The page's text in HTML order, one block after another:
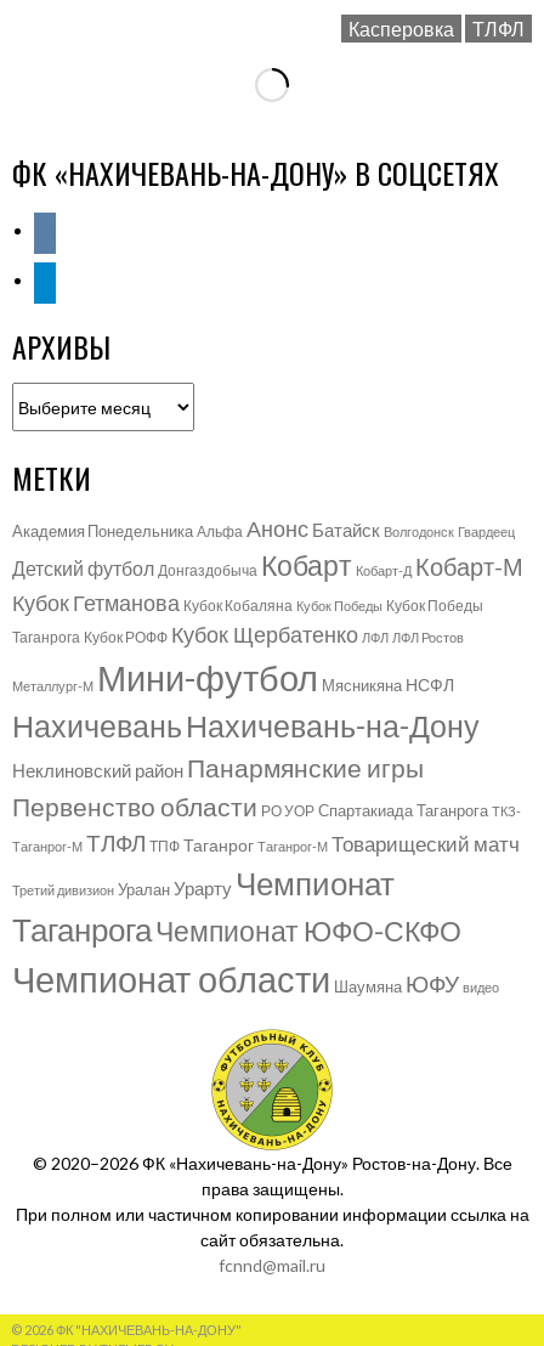
Касперовка ТЛФЛ
ФК «НАХИЧЕВАНЬ-НА-ДОНУ» В СОЦСЕТЯХ
АРХИВЫ
МЕТКИ
Академия Понедельника Альфа Анонс Батайск Волгодонск Гвардеец
Детский футбол Донгаздобыча Кобарт Кобарт-Д Кобарт-М
Кубок Гетманова Кубок Кобаляна Кубок Победы Кубок Победы
Таганрога Кубок РОФФ Кубок Щербатенко ЛФЛ ЛФЛ Ростов
Металлург-М Мини-футбол Мясникяна НСФЛ
Нахичевань Нахичевань-на-Дону
Неклиновский район Панармянские игры
Первенство области РО УОР Спартакиада Таганрога ТКЗ-
Таганрог-М ТЛФЛ ТПФ Таганрог Таганрог-М Товарищеский матч
Третий дивизион УраланУрарту Чемпионат
ТаганрогаЧемпионат ЮФО-СКФО
Чемпионат области Шаумяна ЮФУ видео
© 2020–2026 ФК «Нахичевань-на-Дону» Ростов-на-Дону. Все
права защищены.
При полном или частичном копировании информации ссылка на
сайт обязательна.
fcnnd@mail.ru
© 2026 ФК "НАХИЧЕВАНЬ-НА-ДОНУ"